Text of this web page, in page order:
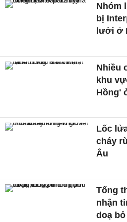
Nhóm
bị
lưới ở
Nhiều
khu
Hồng'
Lốc
cháy
Âu
Tổng
nhận
doạ